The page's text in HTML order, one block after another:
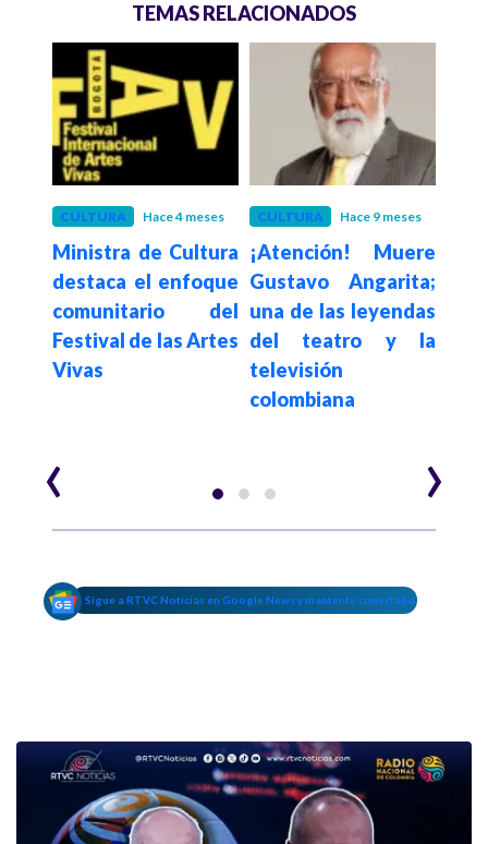
TEMAS RELACIONADOS
CULTURA Hace 4 meses
Ministra de Cultura
destaca el enfoque
comunitario del
Festival de las Artes
Vivas
CULTURA Hace 9 meses
¡Atención! Muere
Gustavo Angarita;
una de las leyendas
del teatro y la
televisión
colombiana
‹ ›
Sigue a RTVC Noticias en Google News y mantente conectado